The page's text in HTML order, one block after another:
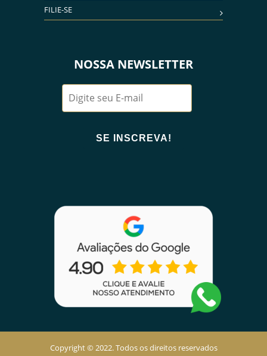
FILIE-SE
NOSSA NEWSLETTER
Copyright © 2022. Todos os direitos reservados